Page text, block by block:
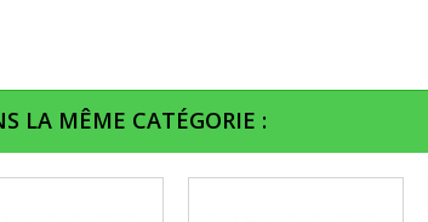
LA MÊME CATÉGORIE :